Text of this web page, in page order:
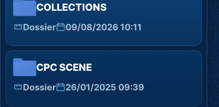
COLLECTIONS
Dossier 09/08/2026 10:11
CPC SCENE
Dossier 26/01/2025 09:39